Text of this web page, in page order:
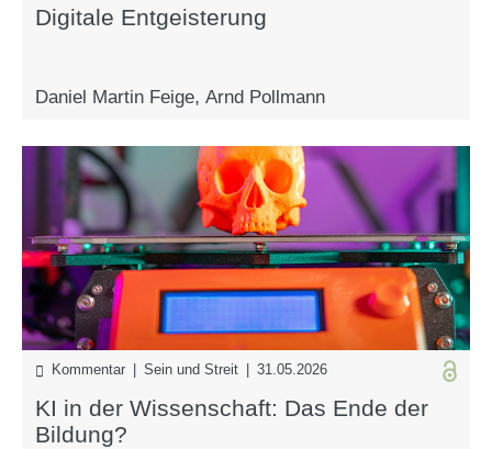
Digitale Entgeisterung
Daniel Martin Feige, Arnd Pollmann
Kommentar | Sein und Streit | 31.05.2026
KI in der Wissenschaft: Das Ende der
Bildung?